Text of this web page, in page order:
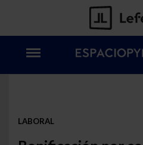
LABORAL